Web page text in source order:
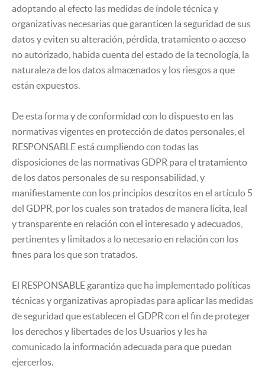
adoptando al efecto las medidas de índole técnica y
organizativas necesarias que garanticen la seguridad de sus
datos y eviten su alteración, pérdida, tratamiento o acceso
no autorizado, habida cuenta del estado de la tecnología, la
naturaleza de los datos almacenados y los riesgos a que
están expuestos.
De esta forma y de conformidad con lo dispuesto en las
normativas vigentes en protección de datos personales, el
RESPONSABLE está cumpliendo con todas las
disposiciones de las normativas GDPR para el tratamiento
de los datos personales de su responsabilidad, y
manifiestamente con los principios descritos en el artículo 5
del GDPR, por los cuales son tratados de manera lícita, leal
y transparente en relación con el interesado y adecuados,
pertinentes y limitados a lo necesario en relación con los
fines para los que son tratados.
El RESPONSABLE garantiza que ha implementado políticas
técnicas y organizativas apropiadas para aplicar las medidas
de seguridad que establecen el GDPR con el fin de proteger
los derechos y libertades de los Usuarios y les ha
comunicado la información adecuada para que puedan
ejercerlos.